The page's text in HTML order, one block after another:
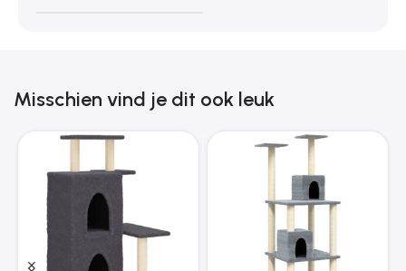
Misschien vind je dit ook leuk